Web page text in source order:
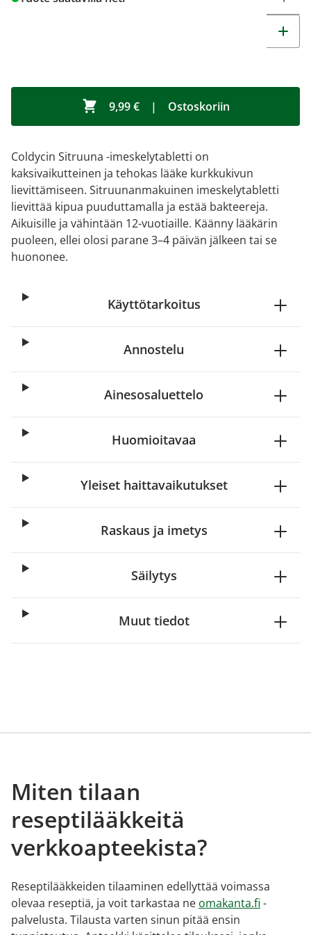
9,99 € | Ostoskoriin
Coldycin Sitruuna -imeskelytabletti on
kaksivaikutteinen ja tehokas lääke kurkkukivun
lievittämiseen. Sitruunanmakuinen imeskelytabletti
lievittää kipua puuduttamalla ja estää bakteereja.
Aikuisille ja vähintään 12-vuotiaille. Käänny lääkärin
puoleen, ellei olosi parane 3–4 päivän jälkeen tai se
huononee.
Käyttötarkoitus
Annostelu
Ainesosaluettelo
Huomioitavaa
Yleiset haittavaikutukset
Raskaus ja imetys
Säilytys
Muut tiedot
Miten tilaan
reseptilääkkeitä
verkkoapteekista?
Reseptilääkkeiden tilaaminen edellyttää voimassa
olevaa reseptiä, ja voit tarkastaa ne omakanta.fi -
palvelusta. Tilausta varten sinun pitää ensin